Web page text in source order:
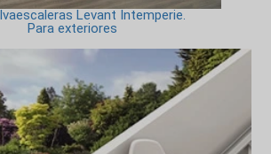
Levant Intemperie.
Para exteriores